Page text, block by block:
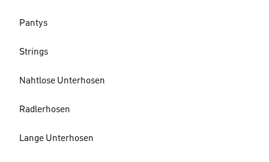
Pantys
Strings
Nahtlose Unterhosen
Radlerhosen
Lange Unterhosen